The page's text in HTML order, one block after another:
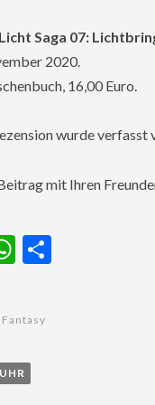
Licht Saga 07:
2020.
16,00 Euro.
wurde verfasst
mit Ihren
WhatsApp